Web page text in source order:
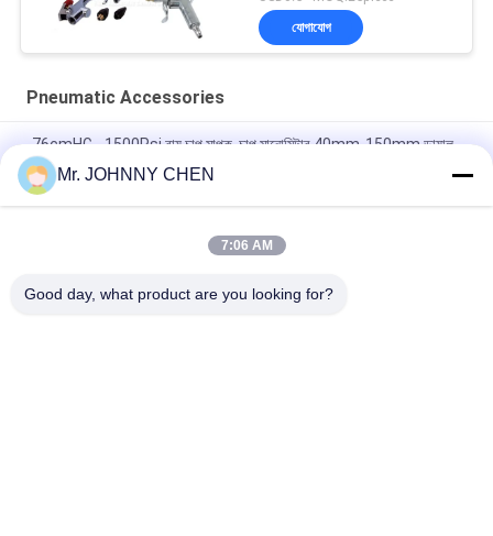
যোগাযোগ
Pneumatic Accessories
-76cmHG - 1500Psi বায়ু চাপ মাপক, চাপ মানোমিটার 40mm-150mm ডায়াল
আকার
স্প্রিং ওপেন টাইপ 1.35 এমপিএ আরএসভি ব্রাস সিকিউরিটি ভালভ 1/8 " - 2" পিটি এয়ার
Mr. JOHNNY CHEN
7:06 AM
Good day, what product are you looking for?